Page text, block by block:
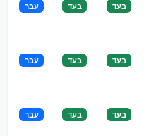
בעד בעד עבר
בעד בעד עבר
בעד בעד עבר